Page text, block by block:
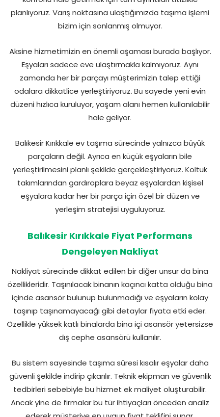
planlıyoruz. Varış noktasına ulaştığımızda taşıma işlemi
bizim için sonlanmış olmuyor.
Aksine hizmetimizin en önemli aşaması burada başlıyor.
Eşyaları sadece eve ulaştırmakla kalmıyoruz. Aynı
zamanda her bir parçayı müşterimizin talep ettiği
odalara dikkatlice yerleştiriyoruz. Bu sayede yeni evin
düzeni hızlıca kuruluyor, yaşam alanı hemen kullanılabilir
hale geliyor.
Balıkesir Kırıkkale ev taşıma sürecinde yalnızca büyük
parçaların değil. Ayrıca en küçük eşyaların bile
yerleştirilmesini planlı şekilde gerçekleştiriyoruz. Koltuk
takımlarından gardıroplara beyaz eşyalardan kişisel
eşyalara kadar her bir parça için özel bir düzen ve
yerleşim stratejisi uyguluyoruz.
Balıkesir Kırıkkale Fiyat Performans
Dengeleyen Nakliyat
Nakliyat sürecinde dikkat edilen bir diğer unsur da bina
özellikleridir. Taşınılacak binanın kaçıncı katta olduğu bina
içinde asansör bulunup bulunmadığı ve eşyaların kolay
taşınıp taşınamayacağı gibi detaylar fiyata etki eder.
Özellikle yüksek katlı binalarda bina içi asansör yetersizse
dış cephe asansörü kullanılır.
Bu sistem sayesinde taşıma süresi kısalır eşyalar daha
güvenli şekilde indirip çıkarılır. Teknik ekipman ve güvenlik
tedbirleri sebebiyle bu hizmet ek maliyet oluşturabilir.
Ancak yine de firmalar bu tür ihtiyaçları önceden analiz